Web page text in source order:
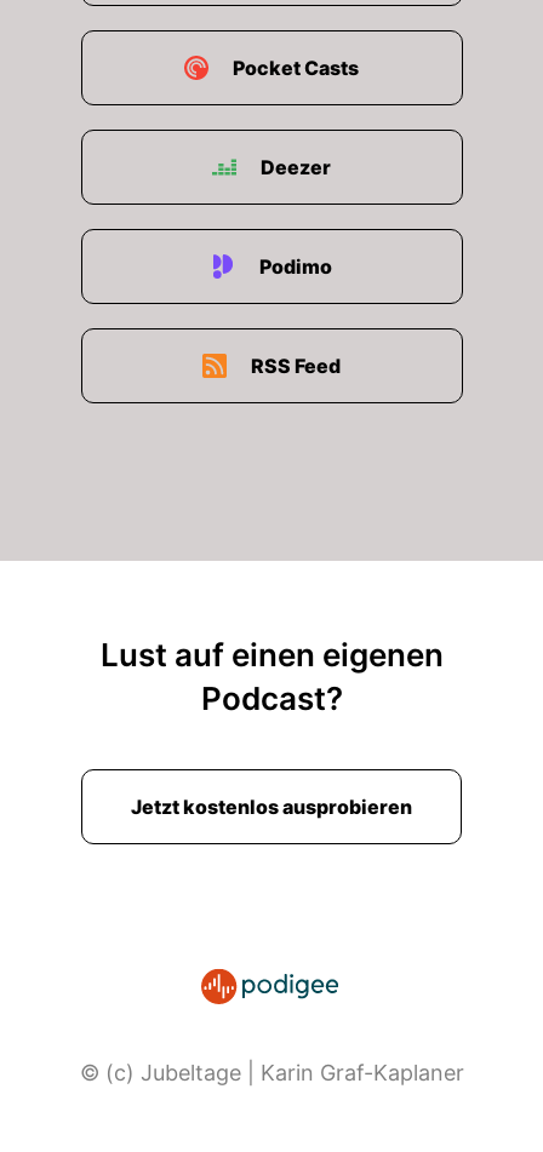
Pocket Casts
Deezer
Podimo
RSS Feed
Lust auf einen eigenen
Podcast?
Jetzt kostenlos ausprobieren
© (c) Jubeltage | Karin Graf-Kaplaner